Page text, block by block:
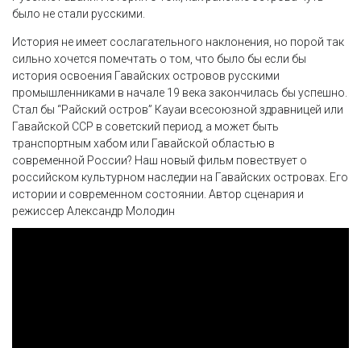
было не стали русскими.
История не имеет сослагательного наклонения, но порой так
сильно хочется помечтать о том, что было бы если бы
история освоения Гавайских островов русскими
промышленниками в начале 19 века закончилась бы успешно.
Стал бы “Райский остров” Кауаи всесоюзной здравницей или
Гавайской ССР в советский период, а может быть
транспортным хабом или Гавайской областью в
современной России? Наш новый фильм повествует о
российском культурном наследии на Гавайских островах. Его
истории и современном состоянии. Автор сценария и
режиссер Александр Молодин